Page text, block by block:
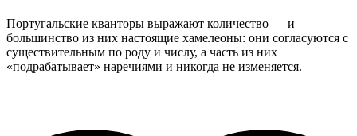
Португальские кванторы выражают количество — и
большинство из них настоящие хамелеоны: они согласуются с
существительным по роду и числу, а часть из них
«подрабатывает» наречиями и никогда не изменяется.